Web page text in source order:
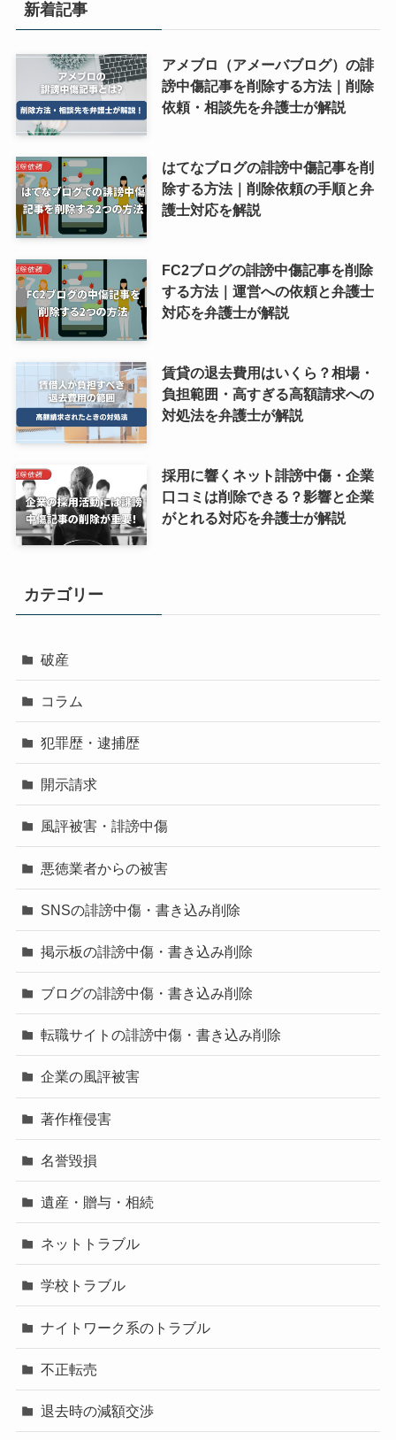
新着記事
アメブロ（アメーバブログ）の誹
謗中傷記事を削除する方法｜削除
依頼・相談先を弁護士が解説
はてなブログの誹謗中傷記事を削
除する方法｜削除依頼の手順と弁
護士対応を解説
FC2ブログの誹謗中傷記事を削除
する方法｜運営への依頼と弁護士
対応を弁護士が解説
賃貸の退去費用はいくら？相場・
負担範囲・高すぎる高額請求への
対処法を弁護士が解説
採用に響くネット誹謗中傷・企業
口コミは削除できる？影響と企業
がとれる対応を弁護士が解説
カテゴリー
破産
コラム
犯罪歴・逮捕歴
開示請求
風評被害・誹謗中傷
悪徳業者からの被害
SNSの誹謗中傷・書き込み削除
掲示板の誹謗中傷・書き込み削除
ブログの誹謗中傷・書き込み削除
転職サイトの誹謗中傷・書き込み削除
企業の風評被害
著作権侵害
名誉毀損
遺産・贈与・相続
ネットトラブル
学校トラブル
ナイトワーク系のトラブル
不正転売
退去時の減額交渉